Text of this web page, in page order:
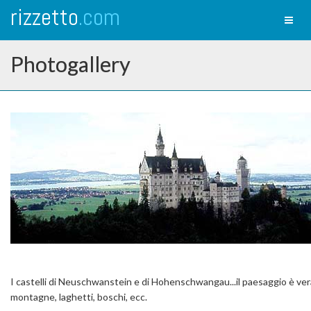
rizzetto.com
Photogallery
I castelli di Neuschwanstein e di Hohenschwangau...il paesaggio è
montagne, laghetti, boschi, ecc.